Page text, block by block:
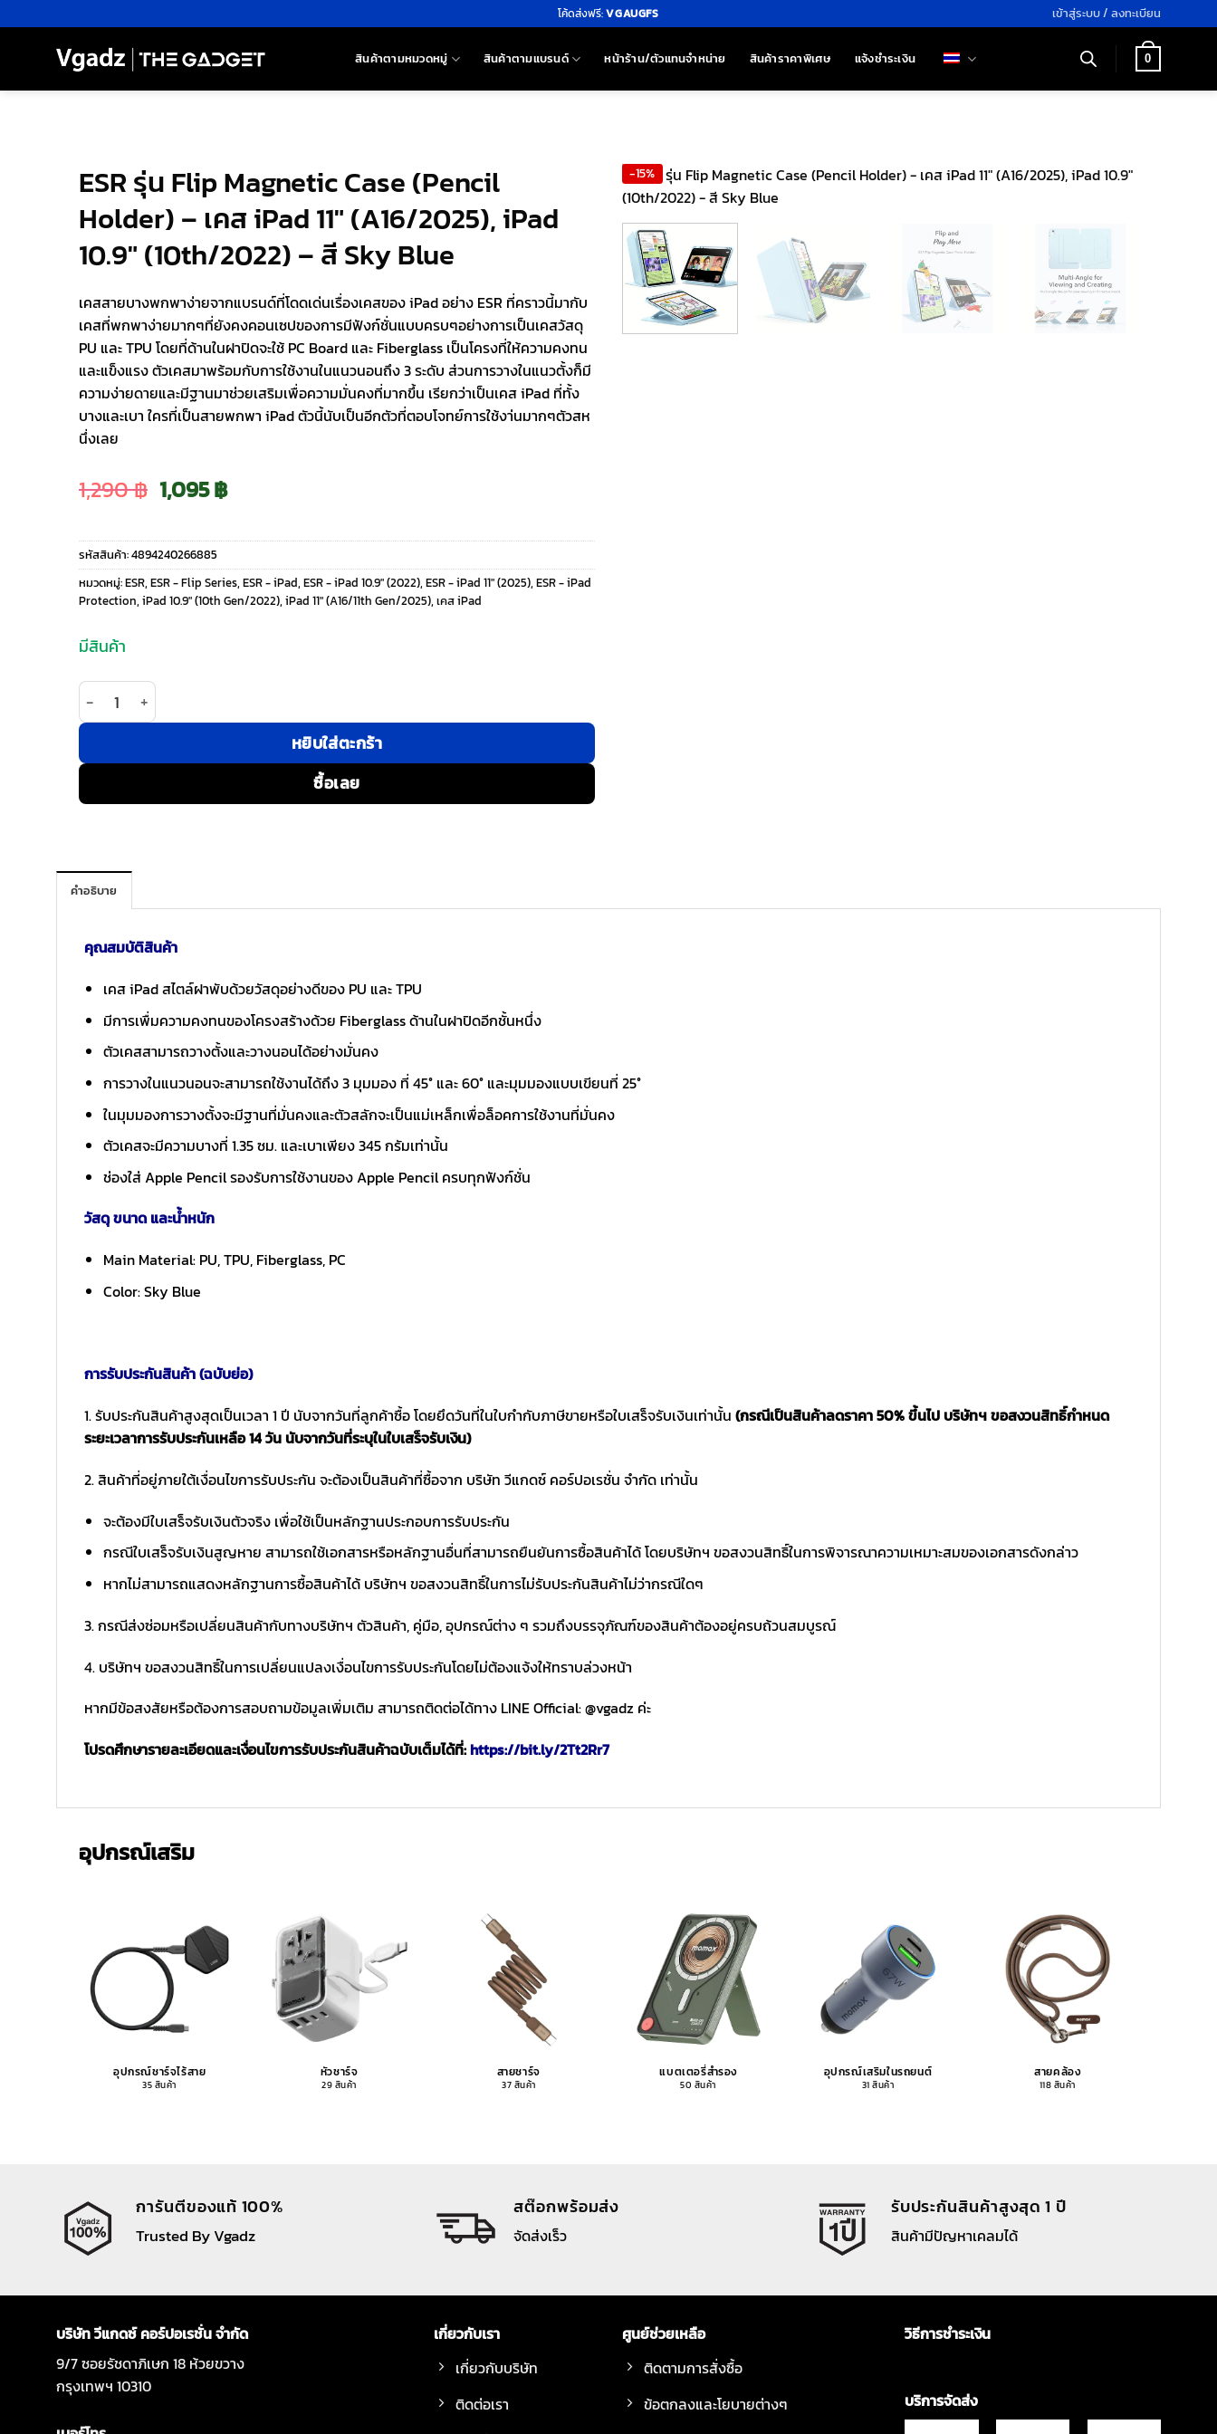
ไป
โค้ดส่งฟรี:VGAUGFS เข้าสู่ระบบ / ลงทะเบียน
สินค้าตามหมวดหมู่ สินค้าตามแบรนด์ หน้าร้าน/ตัวแทนจำหน่าย สินค้าราคาพิเศษ แจ้งชำระเงิน 0
ESR รุ่น Flip Magnetic Case (Pencil
Holder) – เคส iPad 11″ (A16/2025), iPad
10.9″ (10th/2022) – สี Sky Blue
เคสสายบางพกพาง่ายจากแบรนด์ที่โดดเด่นเรื่องเคสของ iPad อย่าง ESR ที่คราวนี้มากับ
เคสที่พกพาง่ายมากๆที่ยังคงคอนเซปของการมีฟังก์ชั่นแบบครบๆอย่างการเป็นเคสวัสดุ
PU และ TPU โดยที่ด้านในฝาปิดจะใช้ PC Board และ Fiberglass เป็นโครงที่ให้ความคงทน
และแข็งแรง ตัวเคสมาพร้อมกับการใช้งานในแนวนอนถึง 3 ระดับ ส่วนการวางในแนวตั้งก็มี
ความง่ายดายและมีฐานมาช่วยเสริมเพื่อความมั่นคงที่มากขึ้น เรียกว่าเป็นเคส iPad ที่ทั้ง
บางและเบา ใครที่เป็นสายพกพา iPad ตัวนี้นับเป็นอีกตัวที่ตอบโจทย์การใช้งา่นมากๆตัวสห
นึ่งเลย
1,290฿ Original
price
was:
1,095฿Current
price
is:
รหัสสินค้า:4894240266885
หมวดหมู่:ESR, ESR - Flip Series, ESR - iPad, ESR - iPad 10.9" (2022), ESR - iPad 11" (2025), ESR - iPad
Protection, iPad 10.9″ (10th Gen/2022), iPad 11″ (A16/11th Gen/2025), เคส iPad
มีสินค้า
จำนวน ESR รุ่น Flip Magnetic Case (Pencil Holder) - เคส iPad 11" (A16/2025), iPad 10.9" (10th/2022) - สี Sky Blue ชิ้น
หยิบใส่ตะกร้า
ซื้อเลย
-15%
คำอธิบาย
คุณสมบัติสินค้า
เคส iPad สไตล์ฝาพับด้วยวัสดุอย่างดีของ PU และ TPU
มีการเพื่มความคงทนของโครงสร้างด้วย Fiberglass ด้านในฝาปิดอีกชั้นหนึ่ง
ตัวเคสสามารถวางตั้งและวางนอนได้อย่างมั่นคง
การวางในแนวนอนจะสามารถใช้งานได้ถึง 3 มุมมอง ที่ 45° และ 60° และมุมมองแบบเขียนที่ 25°
ในมุมมองการวางตั้งจะมีฐานที่มั่นคงและตัวสลักจะเป็นแม่เหล็กเพื่อล็อคการใช้งานที่มั่นคง
ตัวเคสจะมีความบางที่ 1.35 ซม. และเบาเพียง 345 กรัมเท่านั้น
ช่องใส่ Apple Pencil รองรับการใช้งานของ Apple Pencil ครบทุกฟังก์ชั่น
วัสดุ ขนาด และน้ำหนัก
Main Material: PU, TPU, Fiberglass, PC
Color: Sky Blue
การรับประกันสินค้า (ฉบับย่อ)
1. รับประกันสินค้าสูงสุดเป็นเวลา 1 ปี นับจากวันที่ลูกค้าซื้อ โดยยึดวันที่ในใบกำกับภาษีขายหรือใบเสร็จรับเงินเท่านั้น (กรณีเป็นสินค้าลดราคา 50% ขึ้นไป บริษัทฯ ขอสงวนสิทธิ์กำหนด
ระยะเวลาการรับประกันเหลือ 14 วัน นับจากวันที่ระบุในใบเสร็จรับเงิน)
2. สินค้าที่อยู่ภายใต้เงื่อนไขการรับประกัน จะต้องเป็นสินค้าที่ซื้อจาก บริษัท วีแกดซ์ คอร์ปอเรชั่น จำกัด เท่านั้น
จะต้องมีใบเสร็จรับเงินตัวจริง เพื่อใช้เป็นหลักฐานประกอบการรับประกัน
กรณีใบเสร็จรับเงินสูญหาย สามารถใช้เอกสารหรือหลักฐานอื่นที่สามารถยืนยันการซื้อสินค้าได้ โดยบริษัทฯ ขอสงวนสิทธิ์ในการพิจารณาความเหมาะสมของเอกสารดังกล่าว
หากไม่สามารถแสดงหลักฐานการซื้อสินค้าได้ บริษัทฯ ขอสงวนสิทธิ์ในการไม่รับประกันสินค้าไม่ว่ากรณีใดๆ
3. กรณีส่งซ่อมหรือเปลี่ยนสินค้ากับทางบริษัทฯ ตัวสินค้า, คู่มือ, อุปกรณ์ต่าง ๆ รวมถึงบรรจุภัณฑ์ของสินค้าต้องอยู่ครบถ้วนสมบูรณ์
4. บริษัทฯ ขอสงวนสิทธิ์ในการเปลี่ยนแปลงเงื่อนไขการรับประกันโดยไม่ต้องแจ้งให้ทราบล่วงหน้า
หากมีข้อสงสัยหรือต้องการสอบถามข้อมูลเพิ่มเติม สามารถติดต่อได้ทาง LINE Official: @vgadz ค่ะ
โปรดศึกษารายละเอียดและเงื่อนไขการรับประกันสินค้าฉบับเต็มได้ที่:https://bit.ly/2Tt2Rr7
อุปกรณ์เสริม
อุปกรณ์ชาร์จไร้สาย
35 สินค้า
หัวชาร์จ
29 สินค้า
สายชาร์จ
37 สินค้า
แบตเตอรี่สำรอง
50 สินค้า
อุปกรณ์เสริมในรถยนต์
31 สินค้า
สายคล้อง
118 สินค้า
การันตีของแท้ 100%
Trusted By Vgadz
สต๊อกพร้อมส่ง
จัดส่งเร็ว
รับประกันสินค้าสูงสุด 1 ปี
สินค้ามีปัญหาเคลมได้
บริษัท วีแกดซ์ คอร์ปอเรชั่น จำกัด
9/7 ซอยรัชดาภิเษก 18 ห้วยขวาง
กรุงเทพฯ 10310
เกี่ยวกับเรา
เกี่ยวกับบริษัท
ติดต่อเรา
ศูนย์ช่วยเหลือ
ติดตามการสั่งซื้อ
ข้อตกลงและโยบายต่างๆ
วิธีการชำระเงิน
บริการจัดส่ง